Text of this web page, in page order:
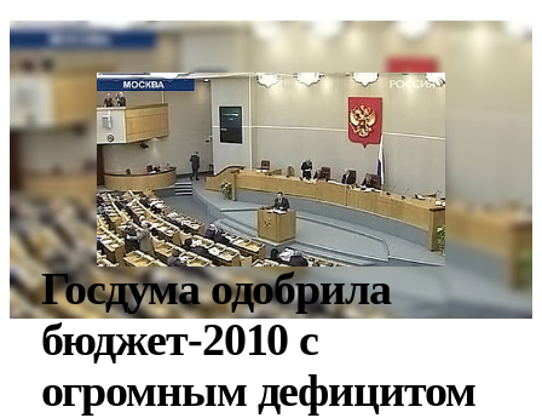
Госдума одобрила
бюджет-2010 с
огромным дефицитом